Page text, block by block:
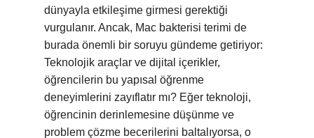
dünyayla etkileşime girmesi gerektiği
vurgulanır. Ancak, Mac bakterisi terimi de
burada önemli bir soruyu gündeme getiriyor:
Teknolojik araçlar ve dijital içerikler,
öğrencilerin bu yapısal öğrenme
deneyimlerini zayıflatır mı? Eğer teknoloji,
öğrencinin derinlemesine düşünme ve
problem çözme becerilerini baltalıyorsa, o